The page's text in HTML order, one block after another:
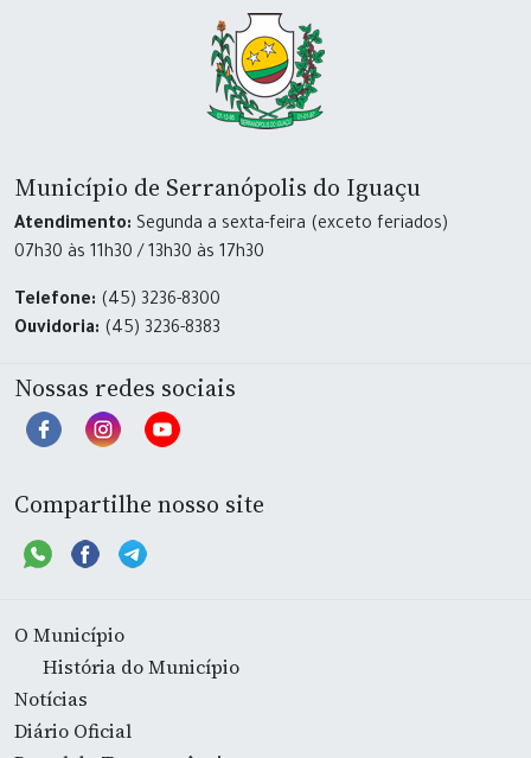
Município de Serranópolis do Iguaçu
Atendimento: Segunda a sexta-feira (exceto feriados)
07h30 às 11h30 / 13h30 às 17h30
Telefone: (45) 3236-8300
Ouvidoria: (45) 3236-8383
Nossas redes sociais
Compartilhe nosso site
O Município
História do Município
Notícias
Diário Oficial